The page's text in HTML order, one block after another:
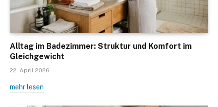
Alltag im Badezimmer: Struktur und Komfort im
Gleichgewicht
22. April 2026
mehr lesen